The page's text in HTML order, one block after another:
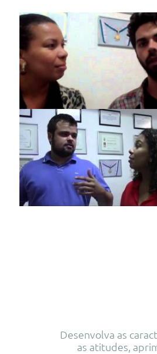
Desenvolva as
as atitudes,